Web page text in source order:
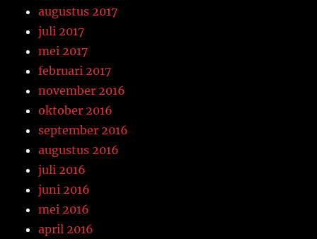
augustus 2017
juli 2017
mei 2017
februari 2017
november 2016
oktober 2016
september 2016
augustus 2016
juli 2016
juni 2016
mei 2016
april 2016